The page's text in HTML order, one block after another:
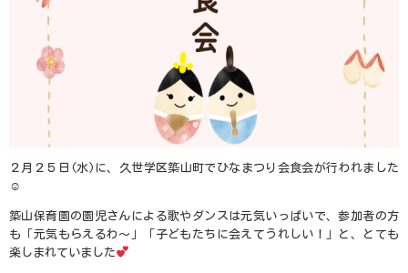
２月２５日 (水) に、久世学区築山町でひなまつり会食会が行われました
☺
築山保育園の園児さんによる歌やダンスは元気いっぱいで、参加者の方
も「元気もらえるわ～」「子どもたちに会えてうれしい！」と、とても
楽しまれていました